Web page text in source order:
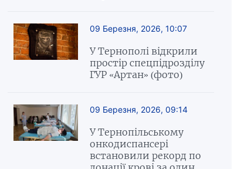
09 Березня, 2026, 10:07
У Тернополі відкрили
простір спецпідрозділу
ГУР «Артан» (фото)
09 Березня, 2026, 09:14
У Тернопільському
онкодиспансері
встановили рекорд по